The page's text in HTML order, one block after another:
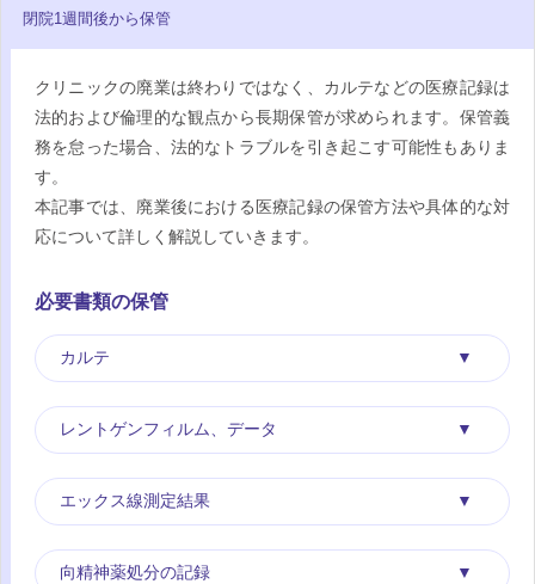
閉院1週間後から保管
クリニックの廃業は終わりではなく、カルテなどの医療記録は
法的および倫理的な観点から長期保管が求められます。保管義
務を怠った場合、法的なトラブルを引き起こす可能性もありま
す。
本記事では、廃業後における医療記録の保管方法や具体的な対
応について詳しく解説していきます。
必要書類の保管
カルテ
レントゲンフィルム、データ
エックス線測定結果
向精神薬処分の記録